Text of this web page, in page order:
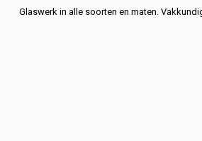
Glaswerk in alle soorten en maten.